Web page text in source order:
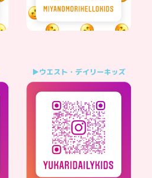
▶ウエスト・デイリーキッズ